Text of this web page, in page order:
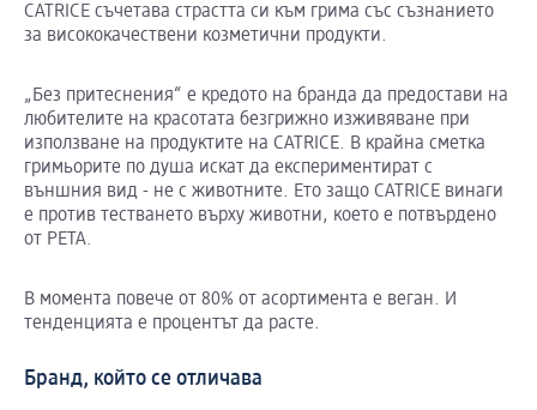
CATRICE съчетава страстта си към грима със съзнанието
за висококачествени козметични продукти.
„Без притеснения“ е кредото на бранда да предостави на
любителите на красотата безгрижно изживяване при
използване на продуктите на CATRICE. В крайна сметка
гримьорите по душа искат да експериментират с
външния вид - не с животните. Ето защо CATRICE винаги
е против тестването върху животни, което е потвърдено
от PETA.
В момента повече от 80% от асортимента е веган. И
тенденцията е процентът да расте.
Бранд, който се отличава